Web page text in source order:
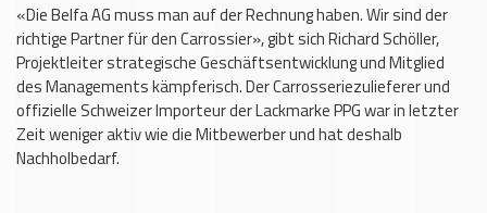
«Die Belfa AG muss man auf der Rechnung haben. Wir sind der
richtige Partner für den Carrossier», gibt sich Richard Schöller,
Projektleiter strategische Geschäftsentwicklung und Mitglied
des Managements kämpferisch. Der Carrosseriezulieferer und
offizielle Schweizer Importeur der Lackmarke PPG war in letzter
Zeit weniger aktiv wie die Mitbewerber und hat deshalb
Nachholbedarf.